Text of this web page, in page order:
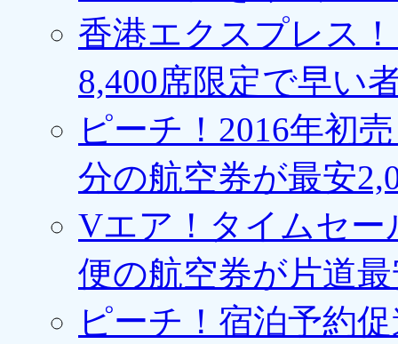
香港エクスプレス
8,400席限定で早い
ピーチ！2016年初
分の航空券が最安
Vエア！タイムセー
便の航空券が片道最
ピーチ！宿泊予約